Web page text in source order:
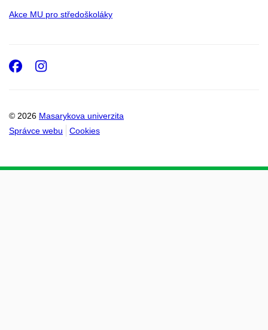
Akce MU pro středoškoláky
© 2026 Masarykova univerzita
Správce webu
Cookies
Facebook
Instagram